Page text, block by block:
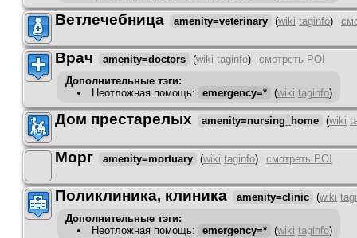
Ветлечебница amenity=veterinary (wiki taginfo)
Врач amenity=doctors (wiki taginfo)
смотреть POI
Дополнительные тэги:
Неотложная помощь: emergency=* (wiki taginfo)
Дом престарелых amenity=nursing_home (wiki
Морг amenity=mortuary (wiki taginfo) смотреть POI
Поликлиника, клиника amenity=clinic (wiki
Дополнительные тэги:
Неотложная помощь: emergency=* (wiki taginfo)